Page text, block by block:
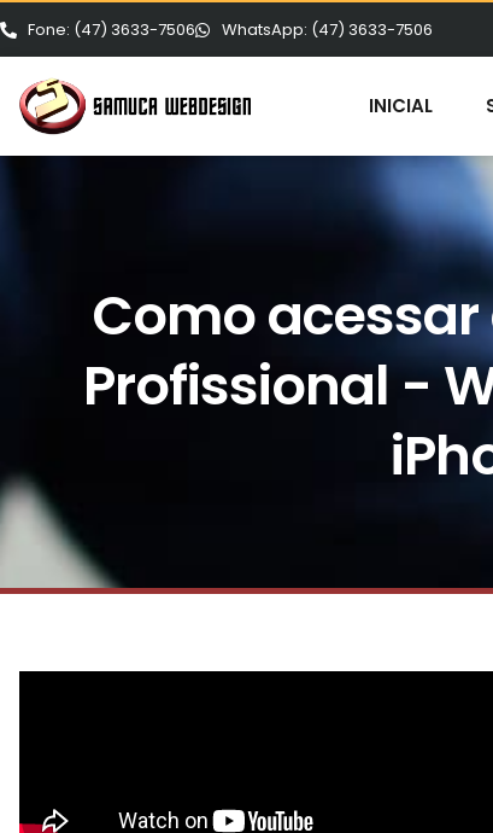
Fone: (47) 3633-7506 WhatsApp: (47) 3633-7506
INICIAL
Como
Profissional -